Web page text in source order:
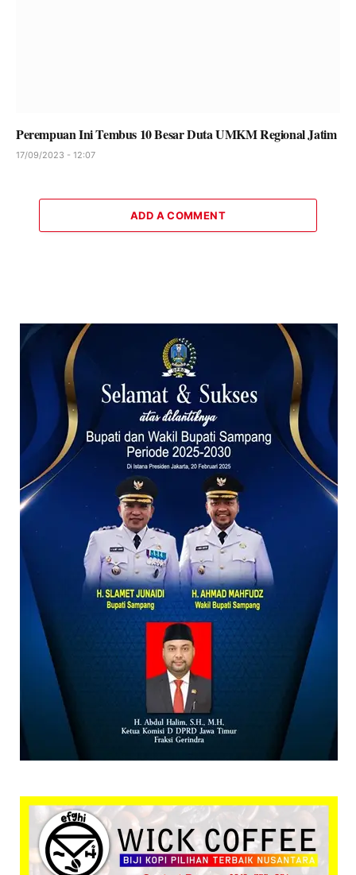
Perempuan Ini Tembus 10 Besar Duta UMKM Regional Jatim
17/09/2023 - 12:07
ADD A COMMENT